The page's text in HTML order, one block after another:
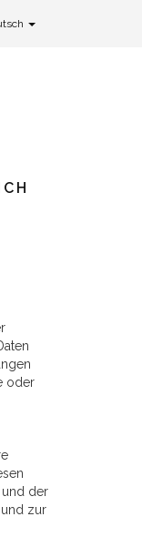
oder
der
zur